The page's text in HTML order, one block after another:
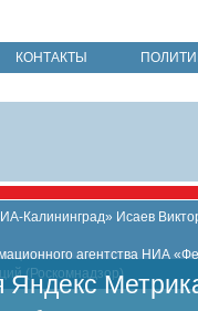
КОНТАКТЫ
Калининград» Исаев
агентства НИА
(Роскомнадзор)
Яндекс